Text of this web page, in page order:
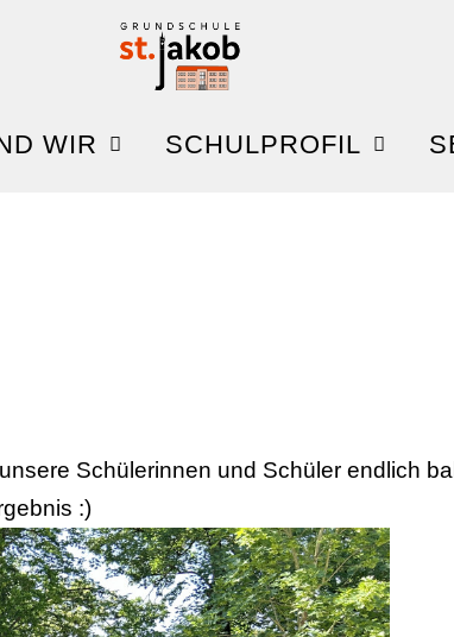
WIR SCHULPROFIL
Schülerinnen und Schüler endlich
:)